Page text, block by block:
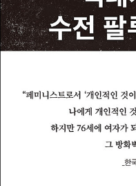
유머가 배어나는 이 책은,
오늘날 사회적 보수화와 ‘인
미 있는 성찰을 던진다.